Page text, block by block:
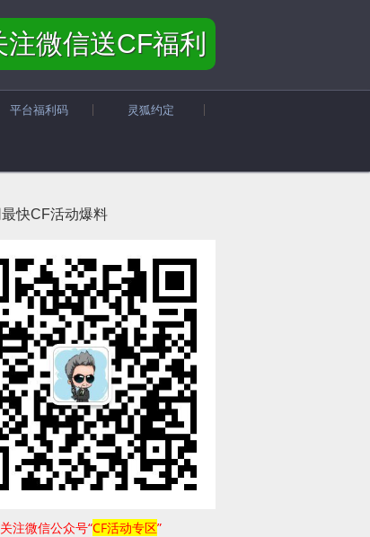
注微信送CF福利
平台福利码 灵狐约定
快CF活动爆料
关注微信公众号“CF活动专区”